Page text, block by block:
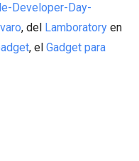
Developer-Day-
, del Lamboratory en
, el Gadget para